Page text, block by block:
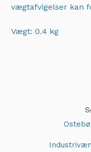
vægtafvigelser kan
Vægt: 0.4 kg